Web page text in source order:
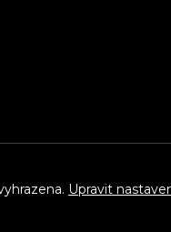
Upravit